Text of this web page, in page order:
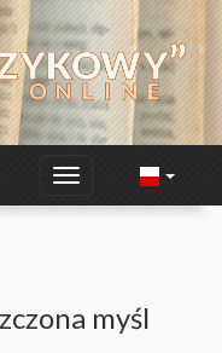
myśl